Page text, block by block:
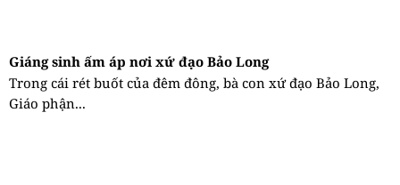
Giáng sinh ấm áp nơi xứ đạo Bảo Long
Trong cái rét buốt của đêm đông, bà con xứ đạo Bảo Long,
Giáo phận...